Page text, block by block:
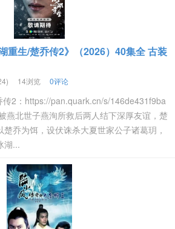
重生/楚乔传2》（2026）40集全 古装
14浏览 0评论
传2：https://pan.quark.cn/s/146de431f9ba
燕北世子燕洵所救后两人结下深厚友谊，楚
乔为饵，设伏诛杀大夏世家公子诸葛玥，
湖...